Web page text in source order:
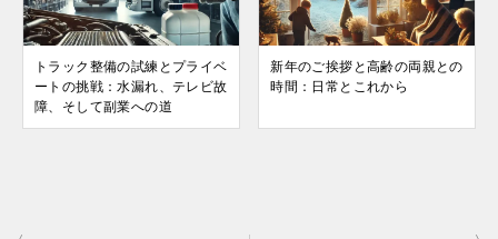
トラック整備の試練とプライベ
ートの挑戦：水漏れ、テレビ故
障、そして副業への道
新年のご挨拶と高齢の両親との
時間：日常とこれから